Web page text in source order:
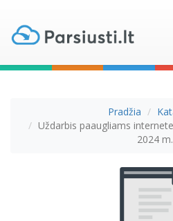
Pradžia
Uždarbis paaugliams
2024 m.